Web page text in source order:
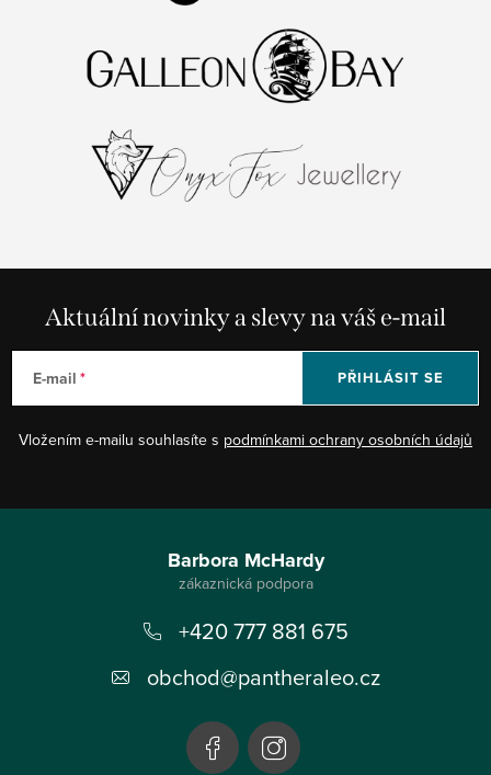
Aktuální novinky a slevy na váš e-mail
E-mail
Vložením e-mailu souhlasíte s podmínkami ochrany osobních údajů
PŘIHLÁSIT SE
Barbora McHardy
+420 777 881 675
obchod@pantheraleo.cz